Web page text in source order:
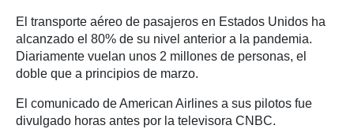
El transporte aéreo de pasajeros en Estados Unidos ha
alcanzado el 80% de su nivel anterior a la pandemia.
Diariamente vuelan unos 2 millones de personas, el
doble que a principios de marzo.
El comunicado de American Airlines a sus pilotos fue
divulgado horas antes por la televisora CNBC.